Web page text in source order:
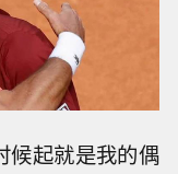
候起就是我的偶